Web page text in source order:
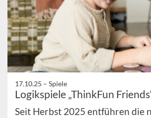
17.10.25 – Spiele
Logikspiele „ThinkFun
Seit Herbst 2025 entführen die